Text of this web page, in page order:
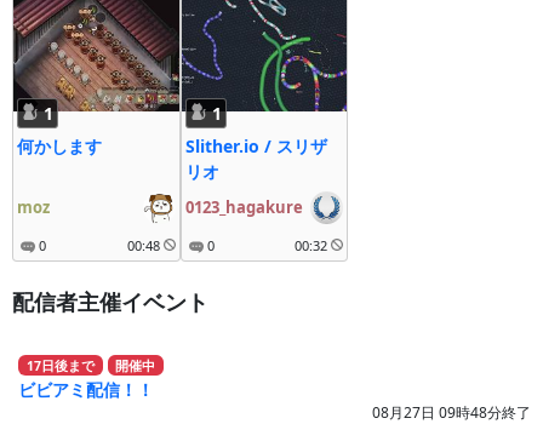
1
何かします
moz
0 00:48
1
Slither.io / スリザ
リオ
0123_hagakure
0 00:32
配信者主催イベント
17日後まで 開催中
ビビアミ配信！！
08月27日 09時48分終了